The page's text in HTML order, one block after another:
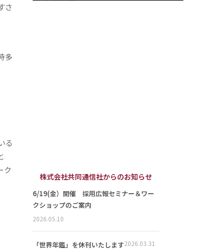
さ
多
る
ク
株式会社共同通信社からのお知らせ
6/19(金）開催 採用広報セミナー＆ワー
クショップのご案内
2026.05.10
「世界年鑑」を休刊いたします2026.03.31